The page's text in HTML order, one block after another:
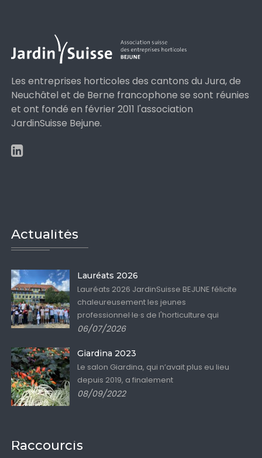
Les entreprises horticoles des cantons du Jura, de
Neuchâtel et de Berne francophone se sont réunies
et ont fondé en février 2011 l'association
JardinSuisse Bejune.
Actualités
Lauréats 2026
Lauréats 2026 JardinSuisse BEJUNE félicite
chaleureusement les jeunes
professionnel·le·s de l'horticulture qui
06/07/2026
Giardina 2023
Le salon Giardina, qui n’avait plus eu lieu
depuis 2019, a finalement
08/09/2022
Raccourcis